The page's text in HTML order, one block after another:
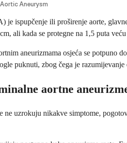
Aneurysm
je ispupčenje ili proširenje aorte,
ali kada se protegne na 1,5 puta
aneurizmama osjeća se potpuno
puknuti, zbog čega je razumijevanje
aortne
ne uzrokuju nikakve simptome,